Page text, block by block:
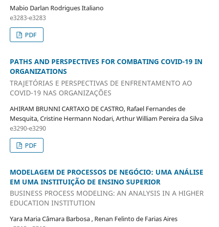
Mabio Darlan Rodrigues Italiano
e3283-e3283
PDF
PATHS AND PERSPECTIVES FOR COMBATING COVID-19 IN
ORGANIZATIONS
TRAJETÓRIAS E PERSPECTIVAS DE ENFRENTAMENTO AO
COVID-19 NAS ORGANIZAÇÕES
AHIRAM BRUNNI CARTAXO DE CASTRO, Rafael Fernandes de
Mesquita, Cristine Hermann Nodari, Arthur William Pereira da Silva
e3290-e3290
PDF
MODELAGEM DE PROCESSOS DE NEGÓCIO: UMA ANÁLISE
EM UMA INSTITUIÇÃO DE ENSINO SUPERIOR
BUSINESS PROCESS MODELING: AN ANALYSIS IN A HIGHER
EDUCATION INSTITUTION
Yara Maria Câmara Barbosa , Renan Felinto de Farias Aires